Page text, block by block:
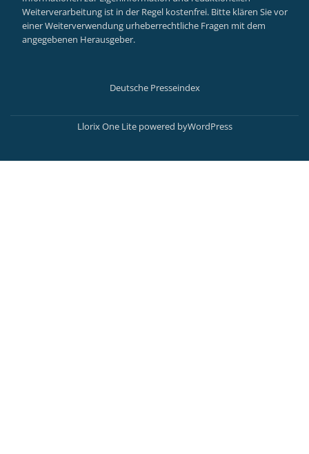
Weiterverarbeitung ist in der Regel kostenfrei. Bitte klären Sie vor
einer Weiterverwendung urheberrechtliche Fragen mit dem
angegebenen Herausgeber.
Deutsche Presseindex
Secondary
Llorix One Lite powered byWordPress